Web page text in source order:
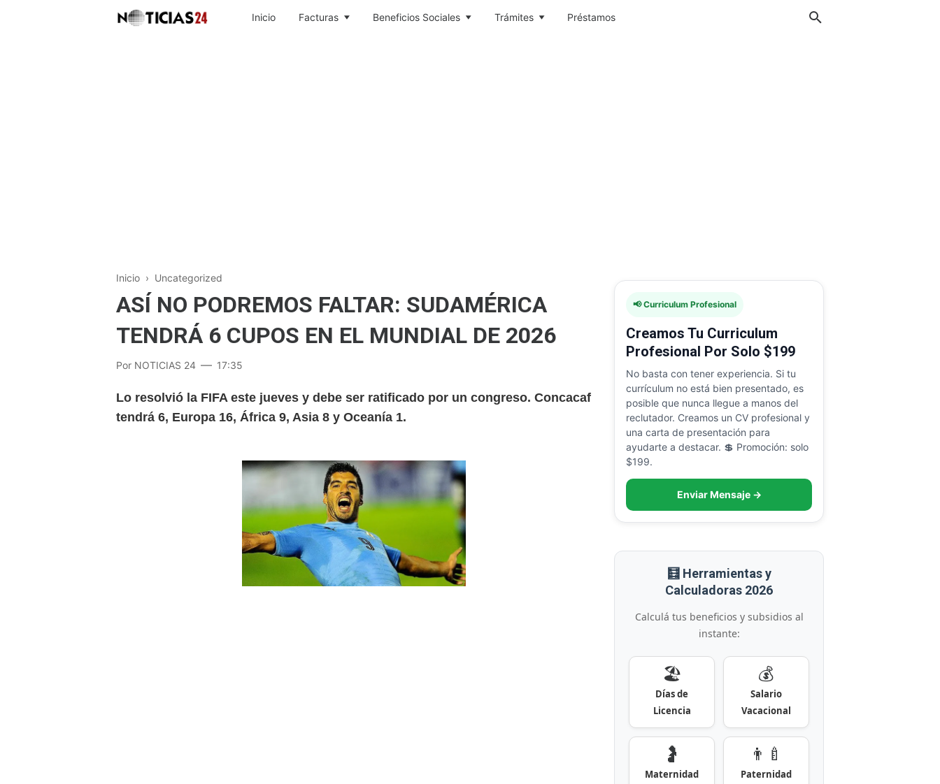
Inicio Facturas Beneficios Sociales Trámites Préstamos
Inicio › Uncategorized
ASÍ NO PODREMOS FALTAR: SUDAMÉRICA
TENDRÁ 6 CUPOS EN EL MUNDIAL DE 2026
Por NOTICIAS 24 17:35
Lo resolvió la FIFA este jueves y debe ser ratificado por un congreso. Concacaf
tendrá 6, Europa 16, África 9, Asia 8 y Oceanía 1.
📢 Curriculum Profesional
Creamos Tu Curriculum
Profesional Por Solo $199
No basta con tener experiencia. Si tu
currículum no está bien presentado, es
posible que nunca llegue a manos del
reclutador. Creamos un CV profesional y
una carta de presentación para
ayudarte a destacar. 💲 Promoción: solo
$199.
Enviar Mensaje →
🧮 Herramientas y
Calculadoras 2026
Calculá tus beneficios y subsidios al
instante:
🏖️
Días de
Licencia
💰
Salario
Vacacional
🤰
Maternidad
👨‍🍼
Paternidad